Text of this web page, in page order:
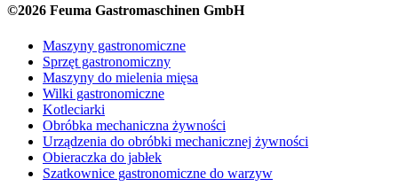
©2026 Feuma Gastromaschinen GmbH
Maszyny gastronomiczne
Sprzęt gastronomiczny
Maszyny do mielenia mięsa
Wilki gastronomiczne
Kotleciarki
Obróbka mechaniczna żywności
Urządzenia do obróbki mechanicznej żywności
Obieraczka do jabłek
Szatkownice gastronomiczne do warzyw